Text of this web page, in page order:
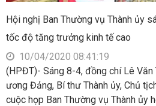
Hội nghị Ban Thường vụ Thành ủy
tốc độ tăng trưởng kinh tế cao
10/04/2020 08:41:19
(HPĐT)- Sáng 8-4, đồng chí Lê Văn
ương Đảng, Bí thư Thành ủy, Chủ
cuộc họp Ban Thường vụ Thành ủy